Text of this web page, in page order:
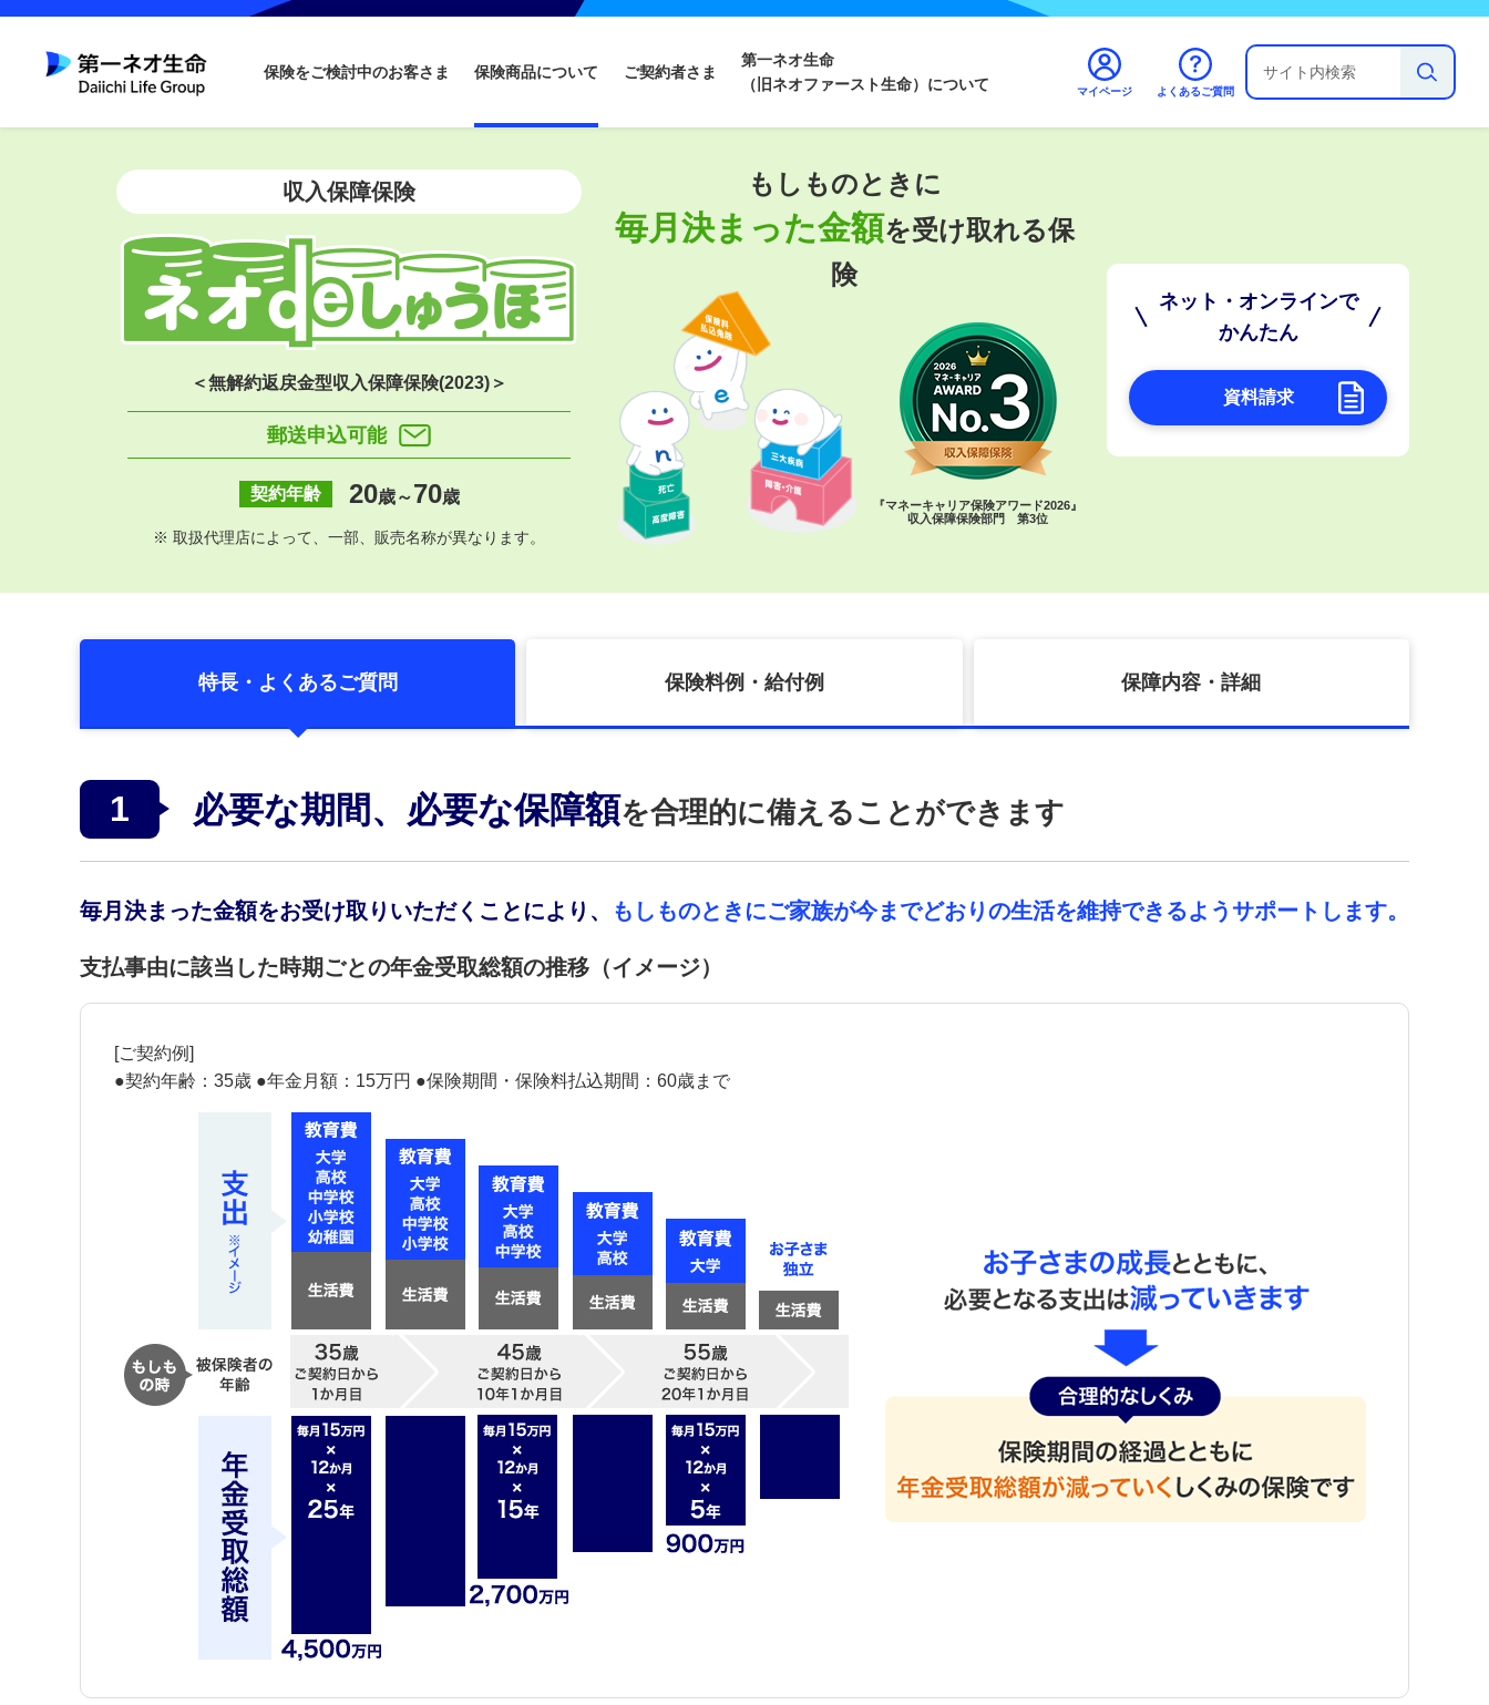
保険をご検討中のお客さま 保険商品について ご契約者さま
第一ネオ生命
（旧ネオファースト生命）について
マイページ よくあるご質問
収入保障保険
＜無解約返戻金型収入保障保険(2023)＞
郵送申込可能
契約年齢 20歳～70歳
※ 取扱代理店によって、一部、 販売名称が異なります。
『マネーキャリア保険アワード2026』
収入保障保険部門 第3位
もしものときに
毎月決まった金額を受け取れる保
険
ネット・オンラインで
かんたん
特長・よくあるご質問 保険料例・給付例 保障内容・詳細
1 必要な期間、必要な保障額を合理的に備えることができます
毎月決まった金額をお受け取りいただくことにより、 もしものときにご家族が今までどおりの生活を維持できるようサポートします。
支払事由に該当した時期ごとの年金受取総額の推移（イメージ）
[ご契約例]
●契約年齢：35歳 ●年金月額：15万円 ●保険期間・保険料払込期間：60歳まで